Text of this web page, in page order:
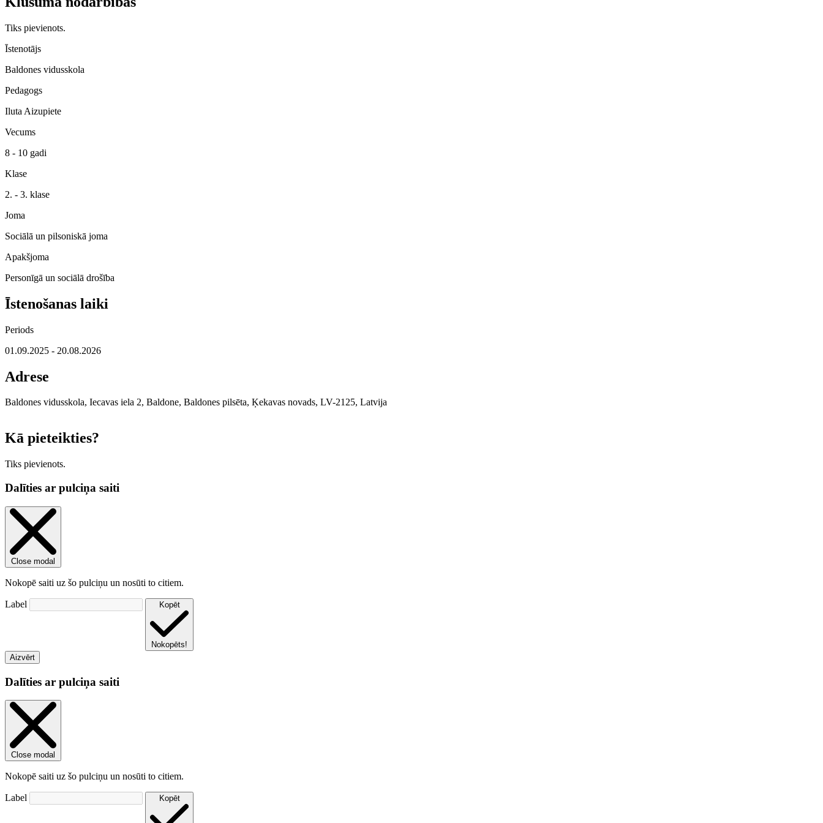
Tiks pievienots.
Īstenotājs
Baldones vidusskola
Pedagogs
Iluta Aizupiete
Vecums
8 - 10 gadi
Klase
2. - 3. klase
Joma
Sociālā un pilsoniskā joma
Apakšjoma
Personīgā un sociālā drošība
Īstenošanas laiki
Periods
01.09.2025 - 20.08.2026
Adrese
Baldones vidusskola, Iecavas iela 2, Baldone, Baldones pilsēta, Ķekavas novads, LV-2125, Latvija
+
Kā pieteikties?
Tiks pievienots.
Dalīties ar pulciņa saiti
Close modal
Nokopē saiti uz šo pulciņu un nosūti to citiem.
Label Kopēt
Nokopēts!
Aizvērt
Dalīties ar pulciņa saiti
Close modal
Nokopē saiti uz šo pulciņu un nosūti to citiem.
Label Kopēt